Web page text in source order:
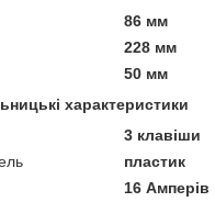
86 мм
228 мм
50 мм
характеристики
3 клавіши
пластик
16 Амперів